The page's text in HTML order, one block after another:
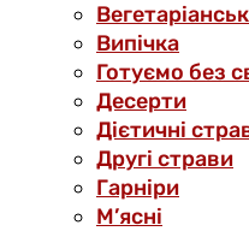
Випічка
Готуємо без
Десерти
Дієтичні
Другі страви
Гарніри
М’ясні